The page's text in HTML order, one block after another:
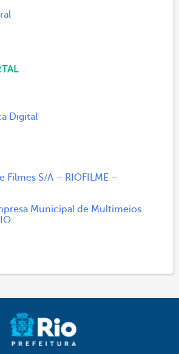
Digital
Filmes S/A – RIOFILME –
Municipal de Multimeios